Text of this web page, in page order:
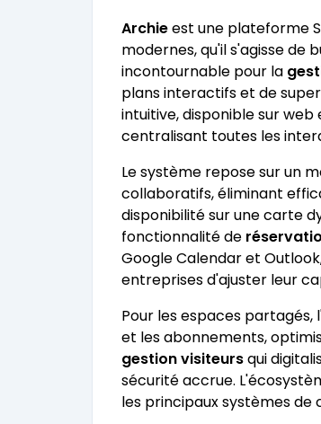
Archieest une plateforme
modernes, qu'il s'agisse de
incontournable pour la
plans interactifs et de
intuitive, disponible sur
centralisant toutes les
Le système repose sur un
collaboratifs, éliminant
disponibilité sur une carte
fonctionnalité de
Google Calendar et
entreprises d'ajuster leur
Pour les espaces
et les abonnements,
gestion visiteursqui
sécurité accrue.
les principaux systèmes